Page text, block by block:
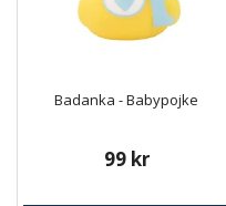
Badanka - Babypojke
99 kr